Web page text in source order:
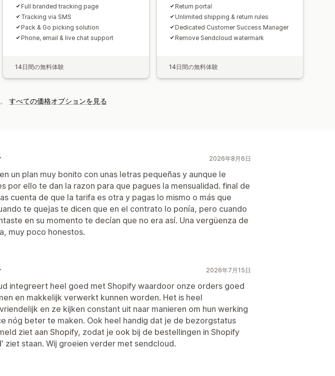
Full branded tracking page
Tracking via SMS
Pack & Go picking solution
Phone, email & live chat support
14日間の無料体験
Return portal
Unlimited shipping & return rules
Dedicated Customer Success Manager
Remove Sendcloud watermark
14日間の無料体験
すべての価格オプションを見る
2026年8月6日
un plan muy bonito con unas letras pequeñas y aunque le
por ello te dan la razon para que pagues la mensualidad. final de
cuenta de que la tarifa es otra y pagas lo mismo o más que
te quejas te dicen que en el contrato lo ponía, pero cuando
en su momento te decían que no era así. Una vergüenza de
muy poco honestos.
2026年7月15日
integreert heel goed met Shopify waardoor onze orders goed
en makkelijk verwerkt kunnen worden. Het is heel
en ze kijken constant uit naar manieren om hun werking
nóg beter te maken. Ook heel handig dat je de bezorgstatus
ziet aan Shopify, zodat je ook bij de bestellingen in Shopify
ziet staan. Wij groeien verder met sendcloud.